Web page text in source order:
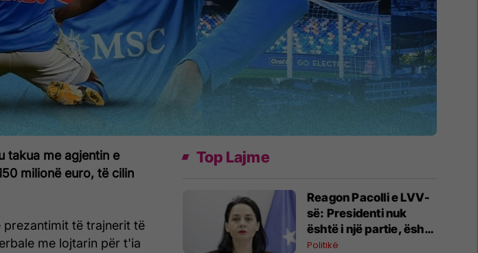
takua me agjentin e
milionë euro, të cilin
prezantimit të trajnerit të
me lojtarin për t'ia
Top Lajme
Reagon Pacolli e LVV-
së: Presidenti nuk
është i një partie, është
i Republikës
Politikë